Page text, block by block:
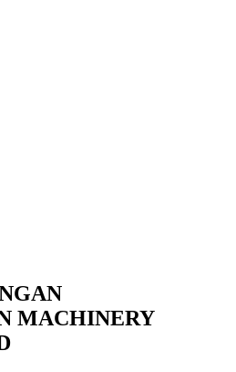
MACHINERY